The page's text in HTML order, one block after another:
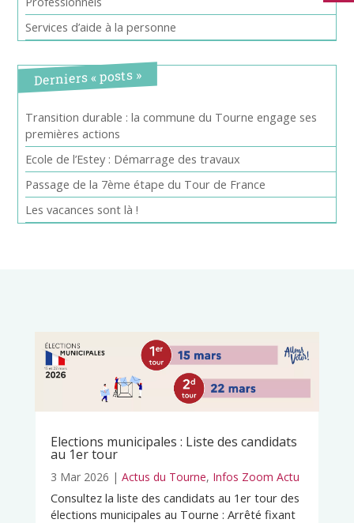
Services d’aide à la personne
Derniers « posts »
Transition durable : la commune du Tourne engage ses
premières actions
Ecole de l’Estey : Démarrage des travaux
Passage de la 7ème étape du Tour de France
Les vacances sont là !
Elections municipales : Liste des candidats
au 1er tour
3 Mar 2026 | Actus du Tourne, Infos Zoom Actu
Consultez la liste des candidats au 1er tour des
élections municipales au Tourne : Arrêté fixant